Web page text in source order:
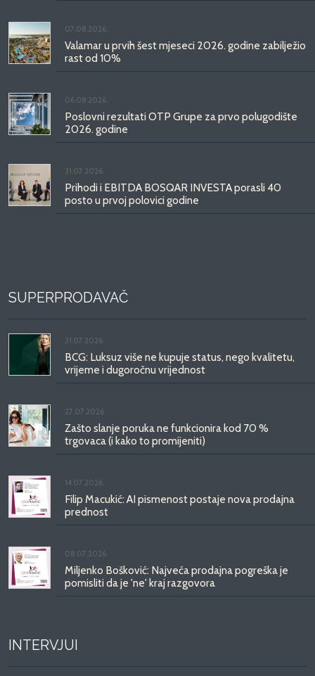
07.08.2026.
Valamar u prvih šest mjeseci 2026. godine zabilježio
rast od 10%
06.08.2026.
Poslovni rezultati OTP Grupe za prvo polugodište
2026. godine
31.07.2026.
Prihodi i EBITDA BOSQAR INVESTA porasli 40
posto u prvoj polovici godine
SUPERPRODAVAČ
31.07.2026.
BCG: Luksuz više ne kupuje status, nego kvalitetu,
vrijeme i dugoročnu vrijednost
27.07.2026.
Zašto slanje poruka ne funkcionira kod 70 %
trgovaca (i kako to promijeniti)
14.07.2026.
Filip Macukić: AI pismenost postaje nova prodajna
prednost
08.07.2026.
Miljenko Bošković: Najveća prodajna pogreška je
pomisliti da je 'ne' kraj razgovora
INTERVJUI